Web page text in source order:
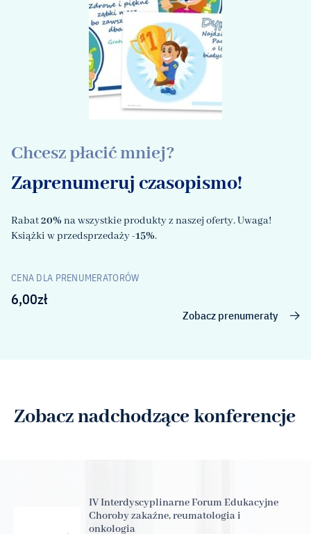
Chcesz płacić mniej?
Zaprenumeruj czasopismo!
Rabat20% na wszystkie produkty z naszej oferty. Uwaga!
Książki w przedsprzedaży-15%.
CENA DLA PRENUMERATORÓW
6,00zł
Zobacz prenumeraty
Zobacz nadchodzące konferencje
IV Interdyscyplinarne Forum Edukacyjne
Choroby zakaźne, reumatologia i
onkologia